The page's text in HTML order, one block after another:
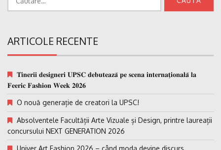
după:
ARTICOLE RECENTE
𝐓𝐢𝐧𝐞𝐫𝐢𝐢 𝐝𝐞𝐬𝐢𝐠𝐧𝐞𝐫𝐢 𝐔𝐏𝐒𝐂 𝐝𝐞𝐛𝐮𝐭𝐞𝐚𝐳𝐚̆ 𝐩𝐞 𝐬𝐜𝐞𝐧𝐚 𝐢𝐧𝐭𝐞𝐫𝐧𝐚𝐭̗𝐢𝐨𝐧𝐚𝐥𝐚̆ 𝐥𝐚
𝐅𝐞𝐞𝐫𝐢𝐜 𝐅𝐚𝐬𝐡𝐢𝐨𝐧 𝐖𝐞𝐞𝐤 𝟐𝟎𝟐𝟔
O nouă generație de creatori la UPSC!
Absolventele Facultății Arte Vizuale și Design, printre laureații
concursului NEXT GENERATION 2026